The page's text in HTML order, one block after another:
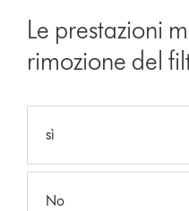
Le prestazioni
rimozione del
sì
No